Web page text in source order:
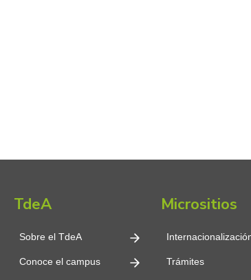
entre otros temas
TdeA
Sobre el TdeA
Conoce el campus
Micrositios
Trámites